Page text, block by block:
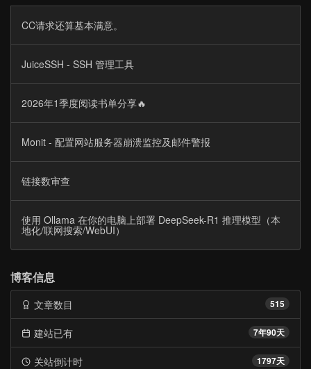
CC请求还算基本满意。
JuiceSSH - SSH 管理工具
2026年1季度阅读书单分享🔥
Monit - 配置网站服务器崩溃监控及邮件警报
链接数审查
使用 Ollama 在你的电脑上部署 DeepSeek-R1 推理模型（本
地化/联网搜索/WebUI）
博客信息
515
文章数目
7年90天
建站已有
1797天
关站倒计时